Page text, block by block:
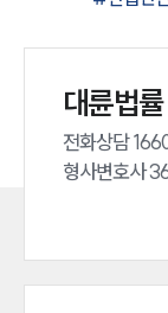
대륜법
전화상담
형사변호사